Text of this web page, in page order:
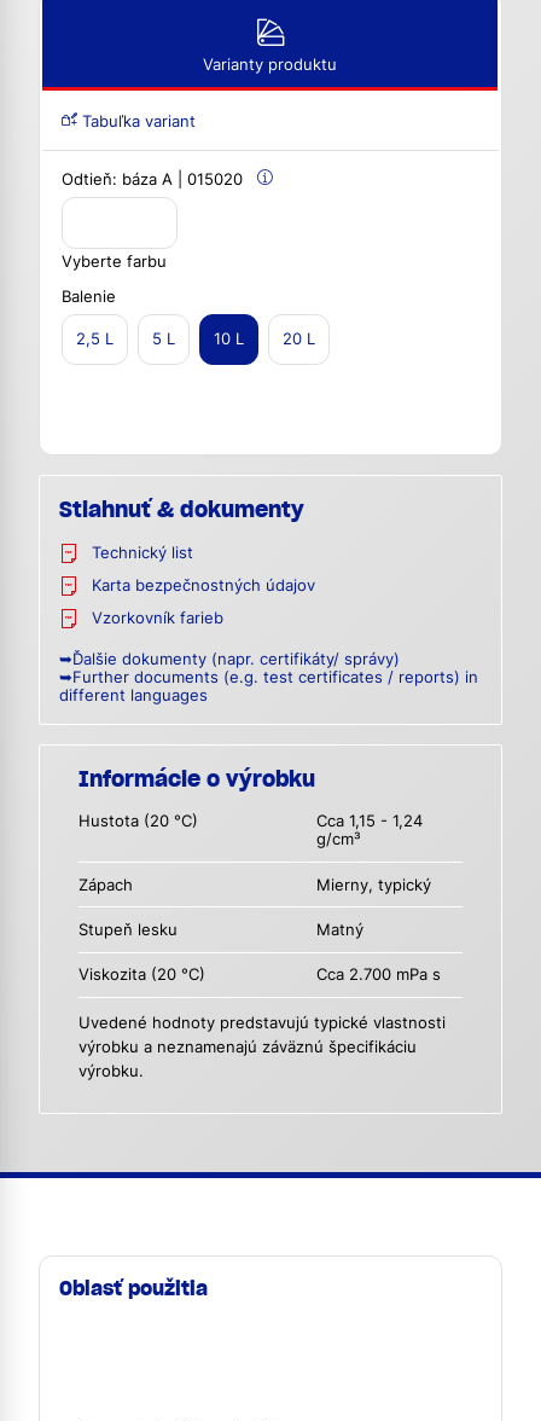
Varianty produktu
Tabuľka variant
Odtieň: báza A | 015020
Vyberte farbu
Balenie
2,5 L 5 L 10 L 20 L
Stiahnuť & dokumenty
Technický list
Karta bezpečnostných údajov
Vzorkovník farieb
➥Ďalšie dokumenty (napr. certifikáty/ správy)
➥Further documents (e.g. test certificates / reports) in
different languages
Informácie o výrobku
Hustota (20 °C)
Cca 1,15 - 1,24
g/cm³
Zápach Mierny, typický
Stupeň lesku Matný
Viskozita (20 °C) Cca 2.700 mPa s
Uvedené hodnoty predstavujú typické vlastnosti
výrobku a neznamenajú záväznú špecifikáciu
výrobku.
Oblasť použitia